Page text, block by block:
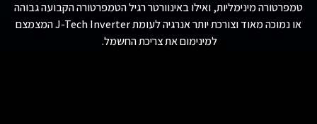
טמפרטורה מינימליות, ואילו באינוורטר רגיל הטמפרטורה הקבועה גבוהה
או נמוכה מאוד וצורכת יותר אנרגיה לעומת J-TechInverter
המצמצם
למינימום את צריכת החשמל.